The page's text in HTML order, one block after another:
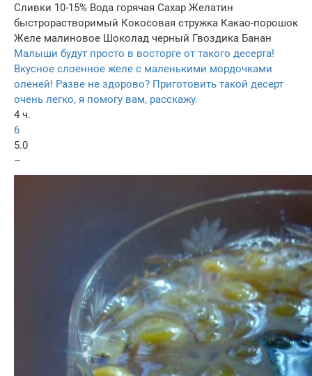
Сливки 10-15% Вода горячая Сахар Желатин
быстрорастворимый Кокосовая стружка Какао-порошок
Желе малиновое Шоколад черный Гвоздика Банан
Малыши будут просто в восторге от такого десерта!
Вкусное слоенное желе с маленькими мордочками
оленей! Разве не здорово? Приготовить такой десерт
очень легко, я помогу вам, расскажу.
4 ч.
6
5.0
–